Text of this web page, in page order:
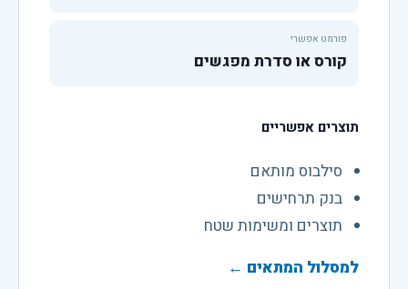
פורמט אפשרי
קורס או סדרת מפגשים
תוצרים אפשריים
סילבוס מותאם
בנק תרחישים
תוצרים ומשימות שטח
למסלול המתאים ←